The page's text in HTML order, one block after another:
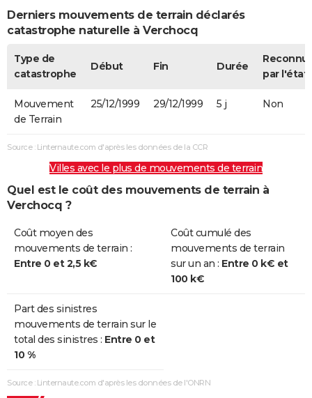
Derniers mouvements de terrain déclarés
catastrophe naturelle à Verchocq
Type de
catastrophe
Début Fin Durée
par l'état
Mouvement
de Terrain
25/12/1999 29/12/1999 5 j Non
Source : Linternaute.com d'après les données de la CCR
Villes avec le plus de mouvements de terrain
Quel est le coût des mouvements de terrain à
Verchocq ?
Coût moyen des
mouvements de terrain :
Entre 0 et 2,5 k€
Coût cumulé des
mouvements de terrain
sur un an : Entre 0 k€ et
100 k€
Part des sinistres
mouvements de terrain sur le
total des sinistres : Entre 0 et
10 %
Source : Linternaute.com d'après les données de l'ONRN